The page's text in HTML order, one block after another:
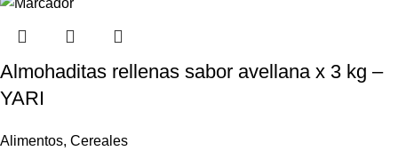
Almohaditas rellenas sabor avellana x 3 kg –
YARI
Alimentos, Cereales